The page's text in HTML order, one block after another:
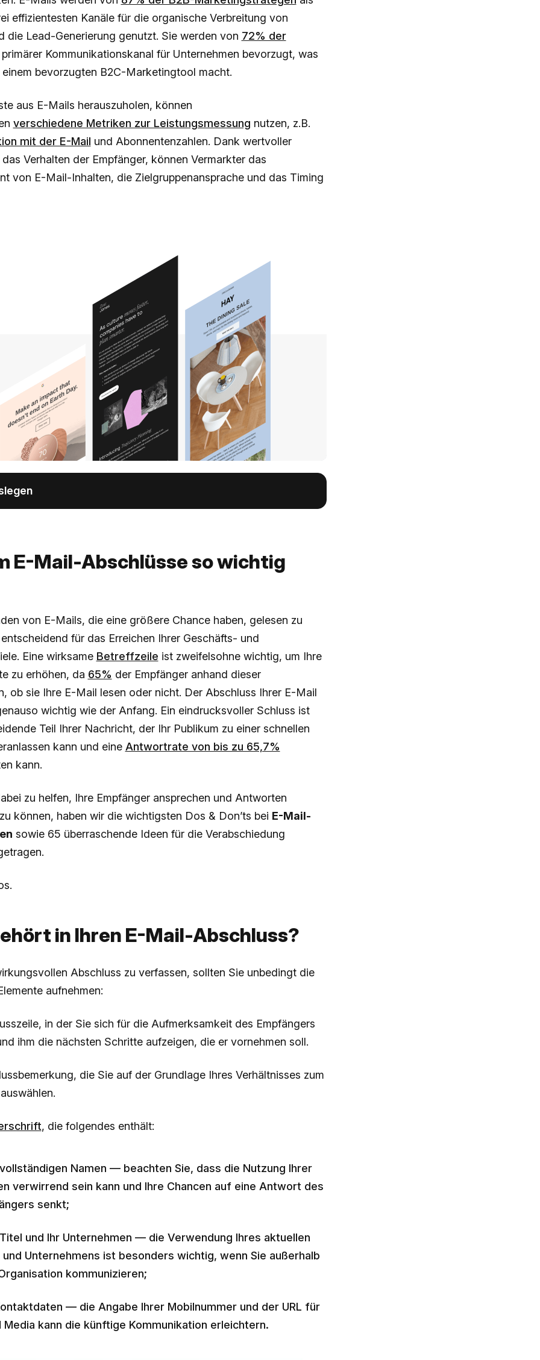
effizientesten Kanäle für die organische Verbreitung von
die Lead-Generierung genutzt. Sie werden von 72% der
primärer Kommunikationskanal für Unternehmen bevorzugt, was
einem bevorzugten B2C-Marketingtool macht.
aus E-Mails herauszuholen, können
verschiedene Metriken zur Leistungsmessung nutzen, z.B.
mit der E-Mail und Abonnentenzahlen. Dank wertvoller
das Verhalten der Empfänger, können Vermarkter das
von E-Mail-Inhalten, die Zielgruppenansprache und das Timing
E-Mail-Abschlüsse so wichtig
von E-Mails, die eine größere Chance haben, gelesen zu
für das Erreichen Ihrer Geschäfts- und
Eine wirksame Betreffzeile ist zweifelsohne wichtig, um Ihre
zu erhöhen, da 65% der Empfänger anhand dieser
ob sie Ihre E-Mail lesen oder nicht. Der Abschluss Ihrer E-Mail
wichtig wie der Anfang. Ein eindrucksvoller Schluss ist
Teil Ihrer Nachricht, der Ihr Publikum zu einer schnellen
kann und eine Antwortrate von bis zu 65,7%
kann.
zu helfen, Ihre Empfänger ansprechen und Antworten
können, haben wir die wichtigsten Dos & Don’ts bei E-Mail-
sowie 65 überraschende Ideen für die Verabschiedung
in Ihren E-Mail-Abschluss?
Abschluss zu verfassen, sollten Sie unbedingt die
aufnehmen:
in der Sie sich für die Aufmerksamkeit des Empfängers
ihm die nächsten Schritte aufzeigen, die er vornehmen soll.
die Sie auf der Grundlage Ihres Verhältnisses zum
, die folgendes enthält:
Namen — beachten Sie, dass die Nutzung Ihrer
verwirrend sein kann und Ihre Chancen auf eine Antwort des
senkt;
und Ihr Unternehmen — die Verwendung Ihres aktuellen
Unternehmens ist besonders wichtig, wenn Sie außerhalb
kommunizieren;
— die Angabe Ihrer Mobilnummer und der URL für
Media kann die künftige Kommunikation erleichtern.